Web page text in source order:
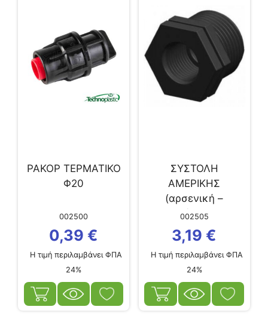
ΡΑΚΟΡ ΤΕΡΜΑΤΙΚΟ
Φ20
002500
0,39 €
Η τιμή περιλαμβάνει ΦΠΑ
24%
ΣΥΣΤΟΛΗ
ΑΜΕΡΙΚΗΣ
(αρσενική –
θηλυκή)2½” x 2″
002505
3,19 €
Η τιμή περιλαμβάνει ΦΠΑ
24%